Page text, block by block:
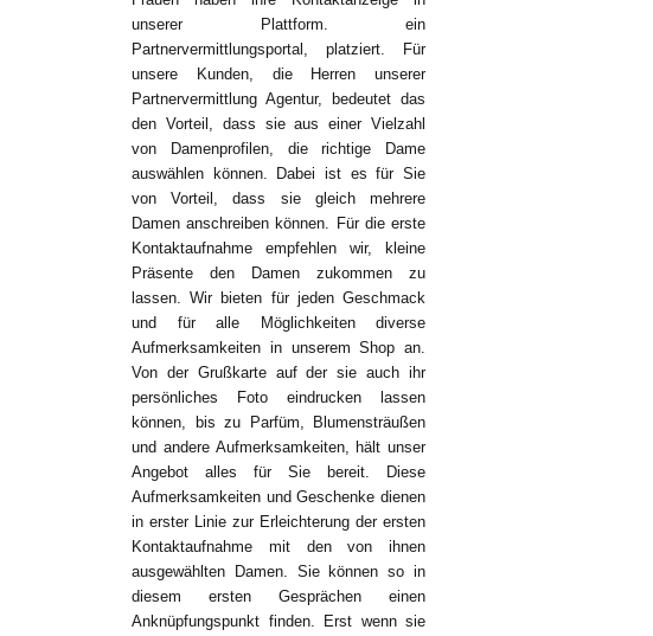
unserer Plattform. ein
Partnervermittlungsportal, platziert. Für
unsere Kunden, die Herren unserer
Partnervermittlung Agentur, bedeutet das
den Vorteil, dass sie aus einer Vielzahl
von Damenprofilen, die richtige Dame
auswählen können. Dabei ist es für Sie
von Vorteil, dass sie gleich mehrere
Damen anschreiben können. Für die erste
Kontaktaufnahme empfehlen wir, kleine
Präsente den Damen zukommen zu
lassen. Wir bieten für jeden Geschmack
und für alle Möglichkeiten diverse
Aufmerksamkeiten in unserem Shop an.
Von der Grußkarte auf der sie auch ihr
persönliches Foto eindrucken lassen
können, bis zu Parfüm, Blumensträußen
und andere Aufmerksamkeiten, hält unser
Angebot alles für Sie bereit. Diese
Aufmerksamkeiten und Geschenke dienen
in erster Linie zur Erleichterung der ersten
Kontaktaufnahme mit den von ihnen
ausgewählten Damen. Sie können so in
diesem ersten Gesprächen einen
Anknüpfungspunkt finden. Erst wenn sie